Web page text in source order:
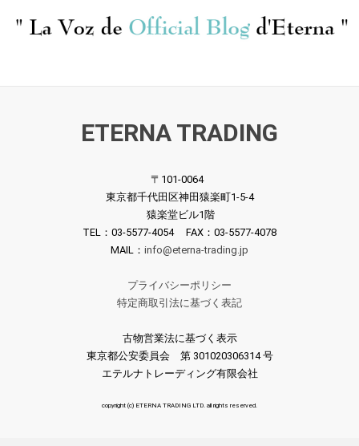
ETERNA TRADING
〒101-0064
東京都千代田区神田猿楽町1-5-4
猿楽堂ビル1階
TEL：03-5577-4054 FAX：03-5577-4078
MAIL： info@eterna-trading.jp
プライバシーポリシー
特定商取引法に基づく表記
古物営業法に基づく表示
東京都公安委員会 第 301020306314 号
エテルナトレーディング有限会社
copyright (c) ETERNA TRADING LTD. all rights reserved.